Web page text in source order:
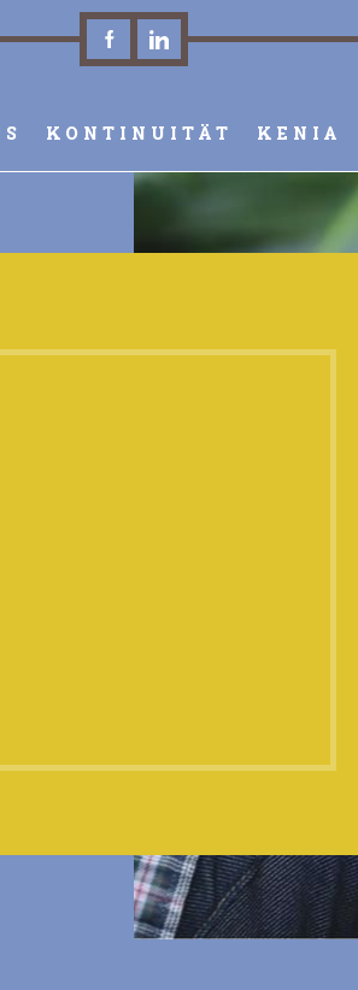
KONTINUITÄT KENIA